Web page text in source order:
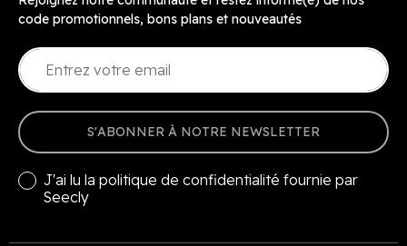
code promotionnels, bons plans et nouveautés
S'ABONNER À NOTRE NEWSLETTER
J'ai lu la politique de confidentialité fournie par
Seecly